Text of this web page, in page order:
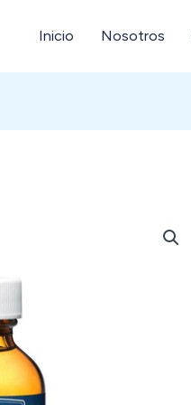
Inicio Nosotros